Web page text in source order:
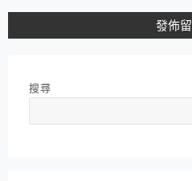
搜尋